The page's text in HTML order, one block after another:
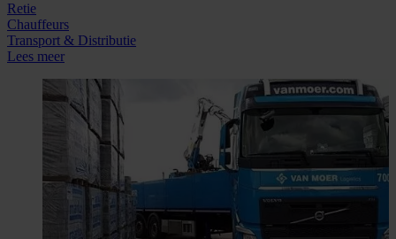
Retie
Chauffeurs
Transport & Distributie
Lees meer